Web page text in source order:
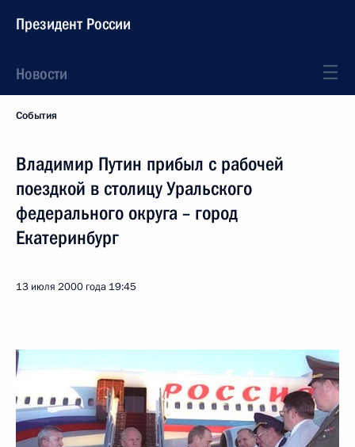
Президент России
Новости
События
Владимир Путин прибыл с рабочей
поездкой в столицу Уральского
федерального округа – город
Екатеринбург
13 июля 2000 года 19:45